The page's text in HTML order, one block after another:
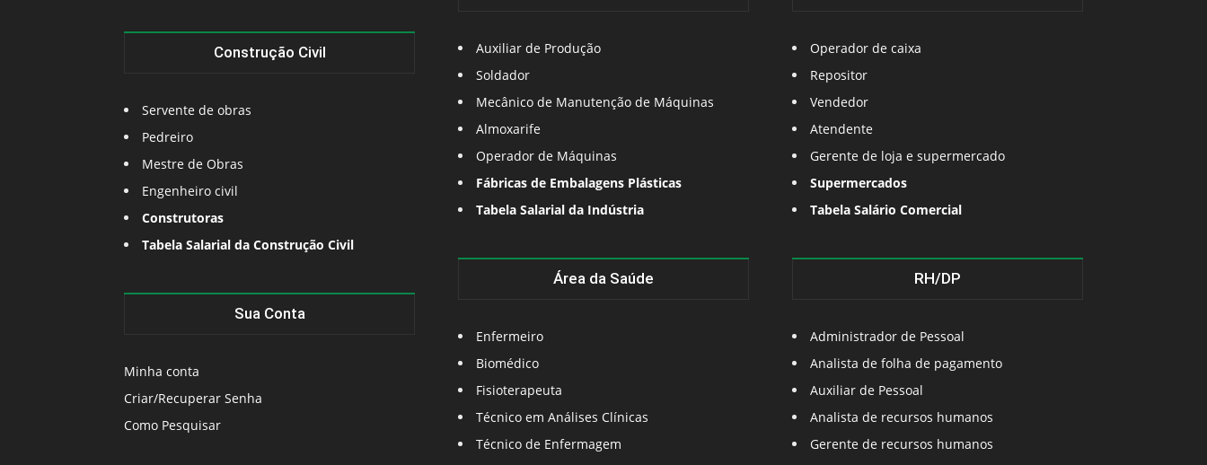
Construção Civil
Servente de obras
Pedreiro
Mestre de Obras
Engenheiro civil
Construtoras
Tabela Salarial da Construção Civil
Sua Conta
Minha conta
Criar/Recuperar Senha
Como Pesquisar
Auxiliar de Produção
Soldador
Mecânico de Manutenção de Máquinas
Almoxarife
Operador de Máquinas
Fábricas de Embalagens Plásticas
Tabela Salarial da Indústria
Área da Saúde
Enfermeiro
Biomédico
Fisioterapeuta
Técnico em Análises Clínicas
Técnico de Enfermagem
Operador de caixa
Repositor
Vendedor
Atendente
Gerente de loja e supermercado
Supermercados
Tabela Salário Comercial
RH/DP
Administrador de Pessoal
Analista de folha de pagamento
Auxiliar de Pessoal
Analista de recursos humanos
Gerente de recursos humanos